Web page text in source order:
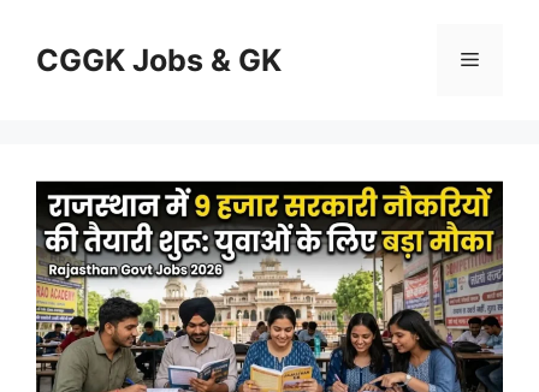
contentCGGK Jobs & GK Menu